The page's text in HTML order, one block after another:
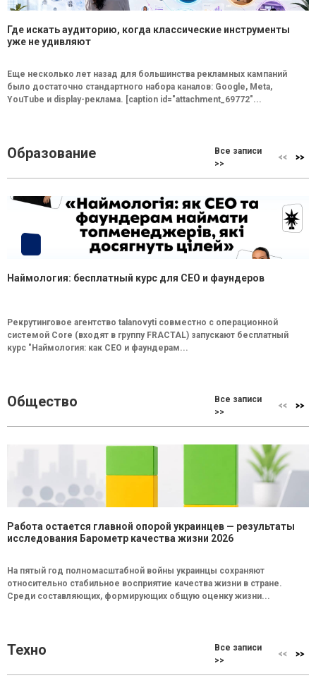
Где искать аудиторию, когда классические инструменты
уже не удивляют
Еще несколько лет назад для большинства рекламных кампаний
было достаточно стандартного набора каналов: Google, Meta,
YouTube и display-реклама. [caption id="attachment_69772"...
Образование
Все записи
>>
Наймология: бесплатный курс для CEO и фаундеров
Рекрутинговое агентство talanovyti совместно с операционной
системой Core (входят в группу FRACTAL) запускают бесплатный
курс "Наймология: как СEO и фаундерам...
Общество
Все записи
>>
Работа остается главной опорой украинцев — результаты
исследования Барометр качества жизни 2026
На пятый год полномасштабной войны украинцы сохраняют
относительно стабильное восприятие качества жизни в стране.
Среди составляющих, формирующих общую оценку жизни...
Техно
Все записи
>>